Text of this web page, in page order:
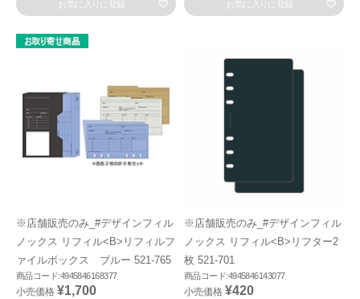
お気に入りに登録 お気に入りに登録
※店舗販売のみ_#デザインフィル
ノックス リフィル<B>リフィルフ
ァイルボックス ブルー 521-765
商品コード:4945846168377
小売価格 ¥1,700
※店舗販売のみ_#デザインフィル
ノックス リフィル<B>リフター2
枚 521-701
商品コード:4945846143077
小売価格 ¥420